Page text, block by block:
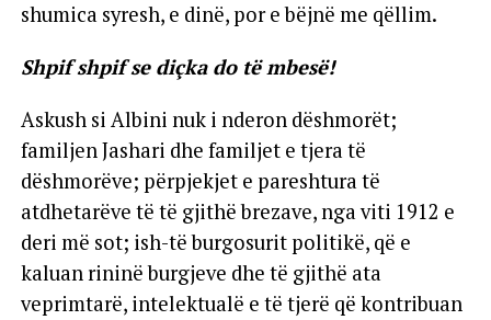
shumica syresh, e dinë, por e bëjnë me qëllim.
Shpif shpif se diçka do të mbesë!
Askush si Albini nuk i nderon dëshmorët;
familjen Jashari dhe familjet e tjera të
dëshmorëve; përpjekjet e pareshtura të
atdhetarëve të të gjithë brezave, nga viti 1912 e
deri më sot; ish-të burgosurit politikë, që e
kaluan rininë burgjeve dhe të gjithë ata
veprimtarë, intelektualë e të tjerë që kontribuan